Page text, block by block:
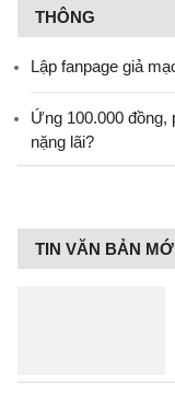
THÔNG
Lập fanpage giả
Ứng 100.000 đồng,
nặng lãi?
TIN VĂN BẢN